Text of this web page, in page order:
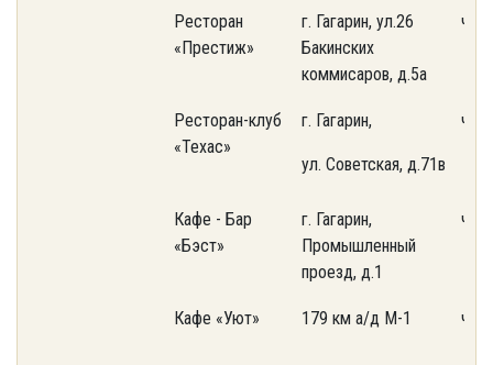
Ресторан
«Престиж»
г. Гагарин, ул.26
Бакинских
коммисаров, д.5а
Ресторан-клуб
«Техас»
г. Гагарин,
ул. Советская, д.71в
Кафе - Бар
«Бэст»
г. Гагарин,
Промышленный
проезд, д.1
Кафе «Уют» 179 км а/д М-1